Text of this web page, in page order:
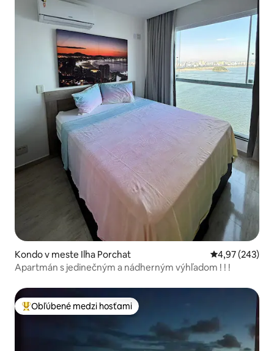
Kondo v meste Ilha Porchat Priemerné
4,97 (243)
Apartmán s jedinečným a nádherným výhľadom ! ! !
Najobľúbenejšie medzi hosťami
Obľúbené medzi hosťami